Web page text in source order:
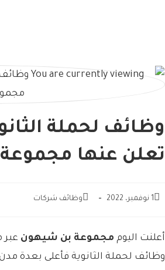
وظائف لحملة
تعلن عنها
1 نوفمبر، 2022 وظائف شركات
أعلنت اليوم مجموعة بن شيهون عبر
وظائف لحملة الثانوية فأعلى بعدة